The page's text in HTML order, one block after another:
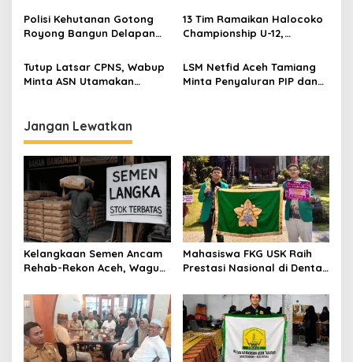
s
Pusaka
Harapkan Revitalisasi
Polisi Kehutanan Gotong
Royong Bangun Delapan
Banjir Aceh Tamiang
13 Tim Ramaikan Halocoko
Championship U-12,
Sepak Bola Pascabanjir
Tutup Latsar CPNS, Wabup
Minta ASN Utamakan
LSM Netfid Aceh Tamiang
Minta Penyaluran PIP dan
Jangan Lewatkan
Kelangkaan Semen Ancam
Rehab-Rekon Aceh, Wagub
Mahasiswa FKG USK Raih
Prestasi Nasional di Dental